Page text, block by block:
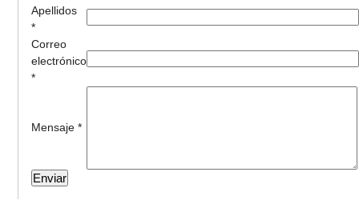
Apellidos
*
Correo
electrónico
*
Mensaje *